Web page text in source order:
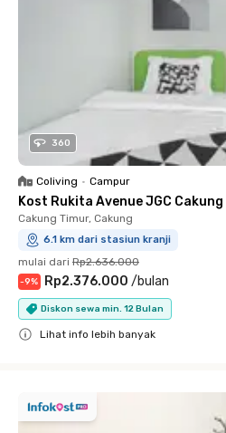
360
Coliving • Campur
Kost Rukita Avenue JGC Cakung
Cakung Timur, Cakung
6.1 km dari stasiun kranji
mulai dari Rp2.636.000
-9% Rp2.376.000 /bulan
Diskon sewa min. 12 Bulan
Lihat info lebih banyak